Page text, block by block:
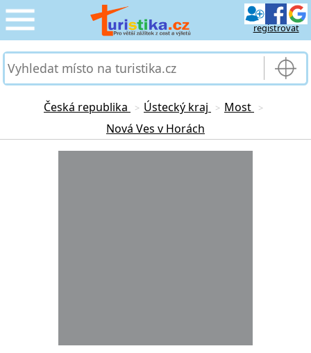
registrovat
CESTOVÁNÍ
SLUŽBY & DOPRAVA
›
Česká republika > Ústecký kraj > Most >
Nová Ves v Horách